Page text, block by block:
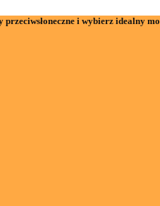
i wybierz idealny